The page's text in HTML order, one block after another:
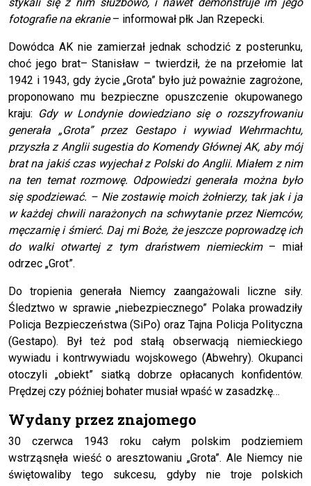
fotografie na ekranie– informował płk Jan Rzepecki.
Dowódca AK nie zamierzał jednak schodzić z posterunku,
choć jego brat– Stanisław – twierdził, że na przełomie lat
1942 i 1943, gdy życie „Grota” było już poważnie zagrożone,
proponowano mu bezpieczne opuszczenie okupowanego
kraju: Gdy w Londynie dowiedziano się o rozszyfrowaniu
generała „Grota” przez Gestapo i wywiad Wehrmachtu,
przyszła z Anglii sugestia do Komendy Głównej AK, aby mój
brat na jakiś czas wyjechał z Polski do Anglii. Miałem z nim
na ten temat rozmowę. Odpowiedzi generała można było
się spodziewać. – Nie zostawię moich żołnierzy, tak jak i ja
w każdej chwili narażonych na schwytanie przez Niemców,
męczarnię i śmierć. Daj mi Boże, że jeszcze poprowadzę ich
do walki otwartej z tym draństwem niemieckim– miał
odrzec „Grot”.
Do tropienia generała Niemcy zaangażowali liczne siły.
Śledztwo w sprawie „niebezpiecznego” Polaka prowadziły
Policja Bezpieczeństwa (SiPo) oraz Tajna Policja Polityczna
(Gestapo). Był też pod stałą obserwacją niemieckiego
wywiadu i kontrwywiadu wojskowego (Abwehry). Okupanci
otoczyli „obiekt” siatką dobrze opłacanych konfidentów.
Prędzej czy później bohater musiał wpaść w zasadzkę…
Wydany przez znajomego
30 czerwca 1943 roku całym polskim podziemiem
wstrząsnęła wieść o aresztowaniu „Grota”. Ale Niemcy nie
świętowaliby tego sukcesu, gdyby nie troje polskich